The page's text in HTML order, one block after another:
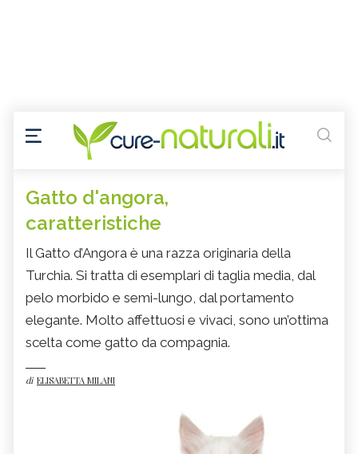
Gatto d'angora,
caratteristiche
Il Gatto d’Angora è una razza originaria della
Turchia. Si tratta di esemplari di taglia media, dal
pelo morbido e semi-lungo, dal portamento
elegante. Molto affettuosi e vivaci, sono un’ottima
scelta come gatto da compagnia.
di ELISABETTA MILANI